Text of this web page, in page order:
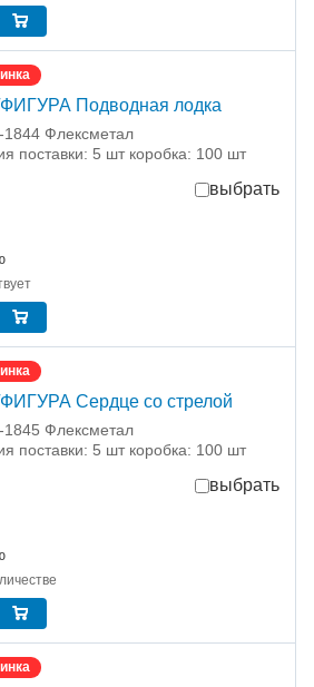
Подводная лодка
1844 Флексметал
поставки: 5 шт коробка: 100 шт
выбрать
Сердце со стрелой
1845 Флексметал
поставки: 5 шт коробка: 100 шт
выбрать